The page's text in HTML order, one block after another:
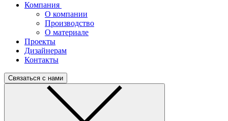
Компания
О компании
Производство
О материале
Проекты
Дизайнерам
Контакты
Связаться с нами